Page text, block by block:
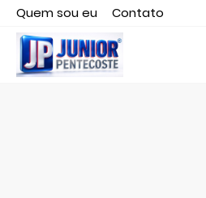
Quem sou eu
Contato
Editor responsável, jornalista